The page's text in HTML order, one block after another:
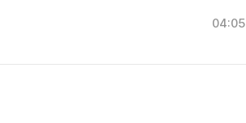
04:05